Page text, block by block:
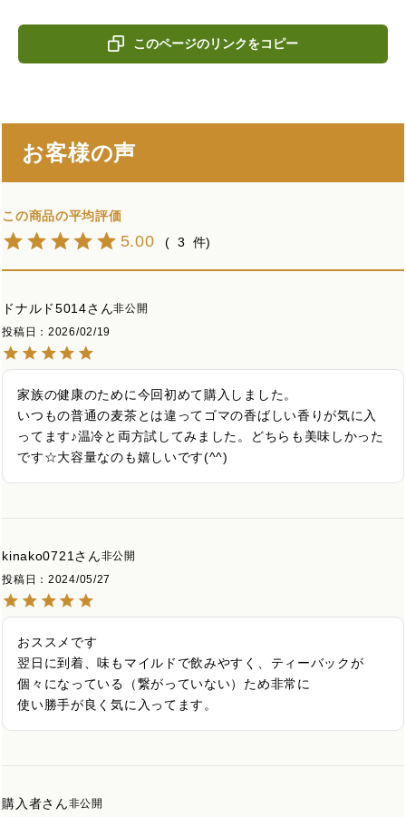
このページのリンクをコピー
お客様の声
5.00 3
ドナルド5014
非公開
投稿日
2026/02/19
家族の健康のために今回初めて購入しました。
いつもの普通の麦茶とは違ってゴマの香ばしい香りが気に入
ってます♪温冷と両方試してみました。どちらも美味しかった
です☆大容量なのも嬉しいです(^^)
kinako0721
非公開
投稿日
2024/05/27
おススメです
翌日に到着、味もマイルドで飲みやすく、ティーバックが
個々になっている（繋がっていない）ため非常に
使い勝手が良く気に入ってます。
購入者 非公開